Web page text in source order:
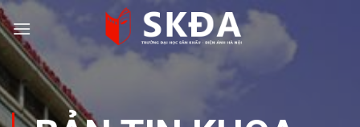
Skip
to
content